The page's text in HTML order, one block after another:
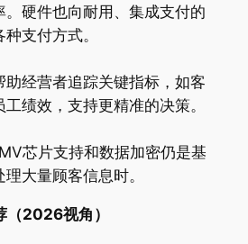
。硬件也向耐用、集成支付的
支付方式。
助经营者追踪关键指标，如客
绩效，支持更精准的决策。
芯片支持和数据加密仍是基
大量顾客信息时。
（2026视角）